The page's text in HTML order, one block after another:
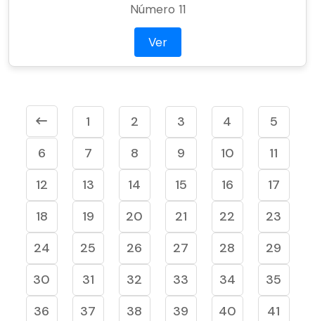
Número 11
Ver
1 2 3 4
5
6
7 8 9 10
11
12
13 14 15 16
17
18
19 20 21 22
23
24
25 26 27 28
29
30
31 32 33 34
35
36
37 38 39 40
41